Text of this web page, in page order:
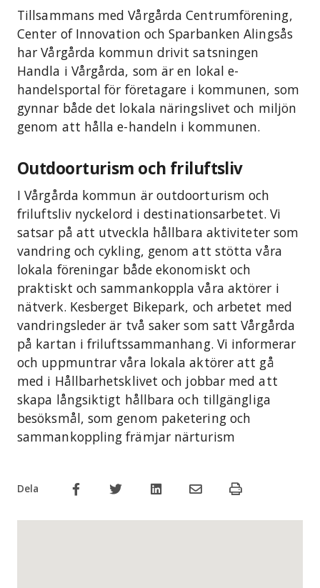
Tillsammans med Vårgårda Centrumförening,
Center of Innovation och Sparbanken Alingsås
har Vårgårda kommun drivit satsningen
Handla i Vårgårda, som är en lokal e-
handelsportal för företagare i kommunen, som
gynnar både det lokala näringslivet och miljön
genom att hålla e-handeln i kommunen.
Outdoorturism och friluftsliv
I Vårgårda kommun är outdoorturism och
friluftsliv nyckelord i destinationsarbetet. Vi
satsar på att utveckla hållbara aktiviteter som
vandring och cykling, genom att stötta våra
lokala föreningar både ekonomiskt och
praktiskt och sammankoppla våra aktörer i
nätverk. Kesberget Bikepark, och arbetet med
vandringsleder är två saker som satt Vårgårda
på kartan i friluftssammanhang. Vi informerar
och uppmuntrar våra lokala aktörer att gå
med i Hållbarhetsklivet och jobbar med att
skapa långsiktigt hållbara och tillgängliga
besöksmål, som genom paketering och
sammankoppling främjar närturism
Dela